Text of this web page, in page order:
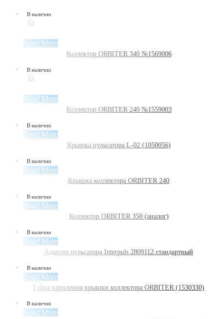
В наличии
👍
Read More
Коллектор ORBITER 340 №1569006
В наличии
👍
Read More
Коллектор ORBITER 240 №1559003
В наличии
Read More
Крышка пульсатора L-02 (1050056)
В наличии
Read More
Крышка коллектора ORBITER 240
В наличии
Read More
Коллектор ORBITER 350 (аналог)
В наличии
Read More
Адаптер пульсатора Interpuls 2809112 стандартный
В наличии
Read More
Гайка крепления крышки коллектора ORBITER (1530330)
В наличии
Read More